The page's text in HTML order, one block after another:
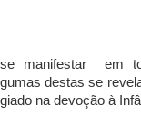
manifestar
em
destas se
na devoção à